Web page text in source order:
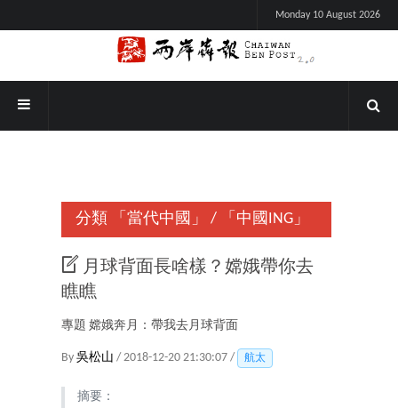
Monday 10 August 2026
分類 「當代中國」 / 「中國ING」
月球背面長啥樣？嫦娥帶你去
瞧瞧
專題 嫦娥奔月：帶我去月球背面
By 吳松山 / 2018-12-20 21:30:07 / 航太
摘要：